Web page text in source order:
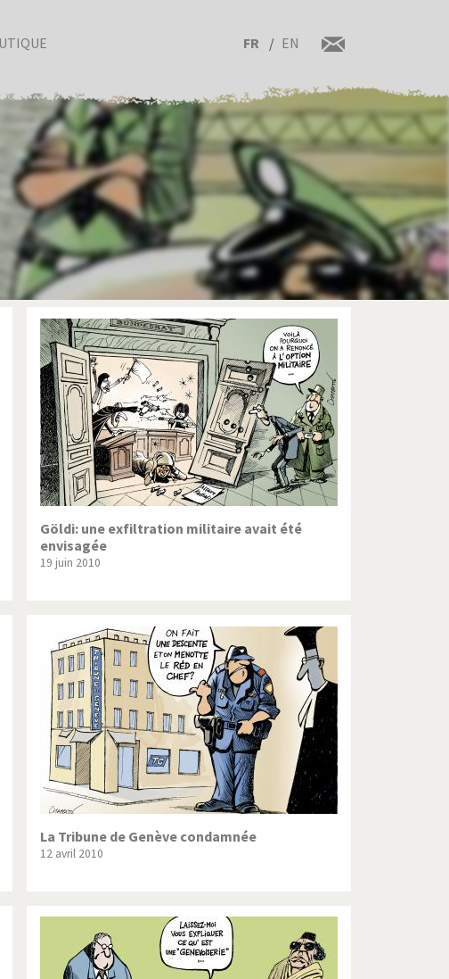
FR EN
Göldi: une exfiltration militaire avait été
envisagée
19 juin 2010
La Tribune de Genève condamnée
12 avril 2010